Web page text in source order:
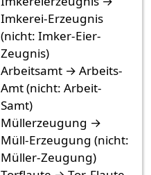
Imkerei-Erzeugnis
(nicht: Imker-Eier-
Zeugnis)
Arbeitsamt → Arbeits-
Amt (nicht: Arbeit-
Samt)
Müllerzeugung →
Müll-Erzeugung (nicht:
Müller-Zeugung)